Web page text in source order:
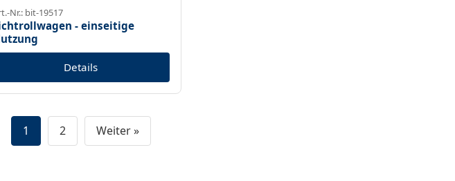
Nr.: bit-19517
- einseitige
Details
1 2 Weiter »